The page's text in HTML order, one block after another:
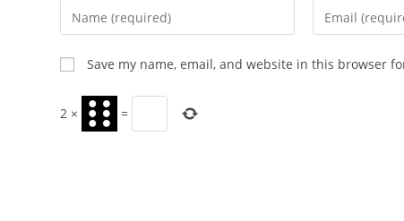
Enter
your
name
or
username
to
Enter
your
Save my name, email, and website in this browser
2 × =